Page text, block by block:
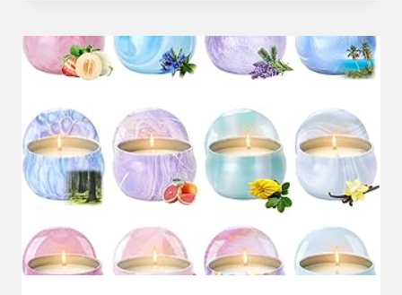
PACK
CANDLES
HOME
SCENTED,AROMATHERAPY
CANDEL
GIFT